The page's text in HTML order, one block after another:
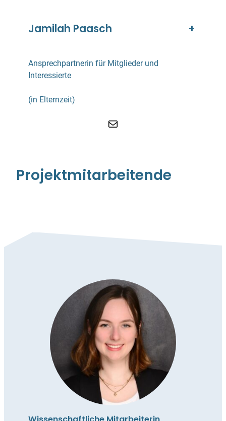
Jamilah Paasch +
Ansprechpartnerin für Mitglieder und
Interessierte
(in Elternzeit)
E-Mail
Projektmitarbeitende